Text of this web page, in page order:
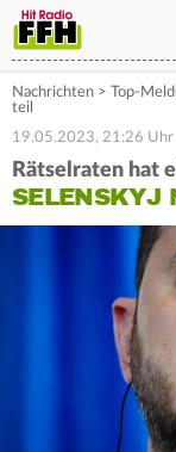
Nachrichten > Top-
teil
19.05.2023, 21:26 Uhr
Rätselraten hat
SELENSKYJ